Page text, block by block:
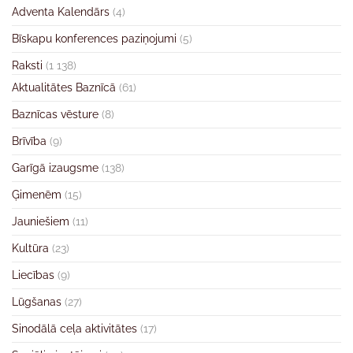
Adventa Kalendārs (4)
Bīskapu konferences paziņojumi (5)
Raksti (1 138)
Aktualitātes Baznīcā (61)
Baznīcas vēsture (8)
Brīvība (9)
Garīgā izaugsme (138)
Ģimenēm (15)
Jauniešiem (11)
Kultūra (23)
Liecības (9)
Lūgšanas (27)
Sinodālā ceļa aktivitātes (17)